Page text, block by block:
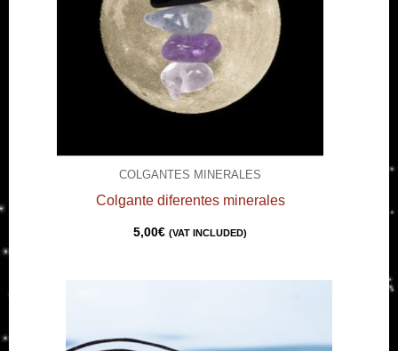
COLGANTES MINERALES
Colgante diferentes minerales
5,00€ (VAT INCLUDED)